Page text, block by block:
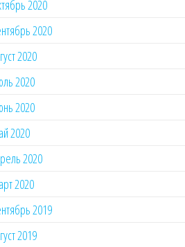
2020
2020
2020
2020
2020
2020
2020
2020
2019
2019